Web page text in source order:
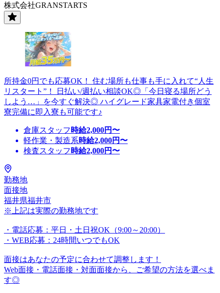
株式会社GRANSTARTS
所持金0円でも応募OK！ 住む場所も仕事も手に入れて“人生
リスタート”！ 日払い/週払い相談OK◎「今日寝る場所どう
しよう…」を今すぐ解決◎ ハイグレード家具家電付き個室
寮完備に即入寮も可能です♪
倉庫スタッフ 時給2,000円〜
軽作業・製造系時給2,000円〜
検査スタッフ 時給2,000円〜
勤務地
面接地
福井県福井市
※上記は実際の勤務地です
・電話応募：平日・土日祝OK（9:00～20:00）
・WEB応募：24時間いつでもOK
面接はあなたの予定に合わせて調整します！
Web面接・電話面接・対面面接から、ご希望の方法を選べま
す◎